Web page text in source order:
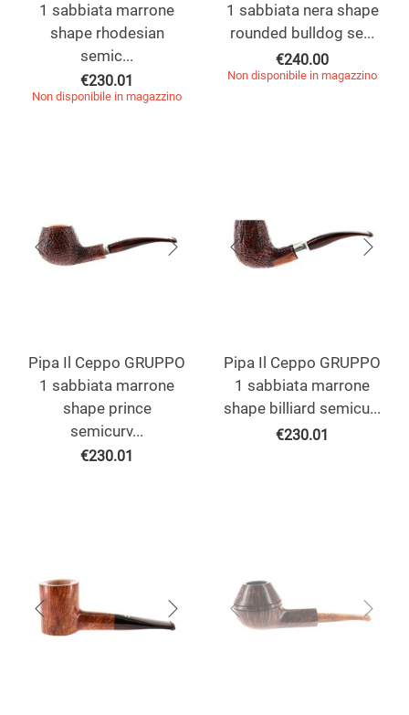
1 sabbiata marrone
shape rhodesian
semic...
€230.01
Non disponibile in magazzino
1 sabbiata nera shape
rounded bulldog se...
€240.00
Non disponibile in magazzino
Pipa Il Ceppo GRUPPO
1 sabbiata marrone
shape prince
semicurv...
€230.01
Pipa Il Ceppo GRUPPO
1 sabbiata marrone
shape billiard semicu...
€230.01